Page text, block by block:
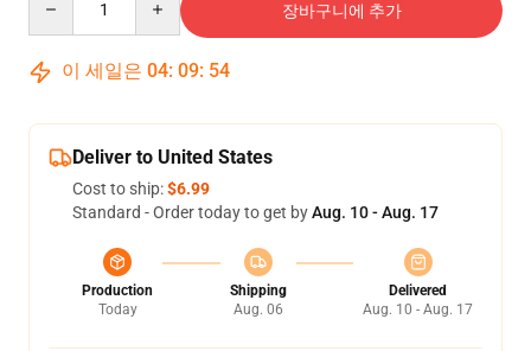
장바구니에 추가
이 세일은 04: 09: 53
Deliver to United States
Cost to ship:$6.99
Standard - Order today to get byAug. 10 - Aug. 17
Production
Today
Shipping
Aug. 06
Delivered
Aug. 10 - Aug. 17